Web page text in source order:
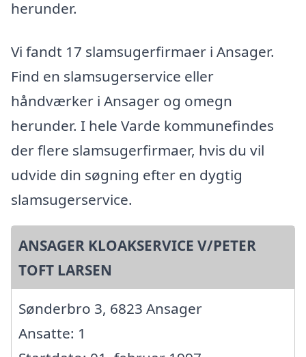
herunder.
Vi fandt 17 slamsugerfirmaer i Ansager.
Find en slamsugerservice eller
håndværker i Ansager og omegn
herunder. I hele Varde kommunefindes
der flere slamsugerfirmaer, hvis du vil
udvide din søgning efter en dygtig
slamsugerservice.
ANSAGER KLOAKSERVICE V/PETER
TOFT LARSEN
Sønderbro 3, 6823 Ansager
Ansatte: 1